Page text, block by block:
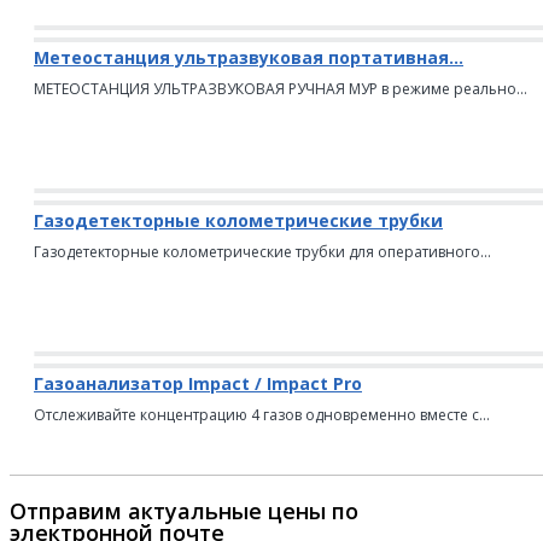
Метеостанция ультразвуковая портативная...
МЕТЕОСТАНЦИЯ УЛЬТРАЗВУКОВАЯ РУЧНАЯ МУР в режиме реально...
Газодетекторные колометрические трубки
Газодетекторные колометрические трубки для оперативного...
Газоанализатор Impact / Impact Pro
Отслеживайте концентрацию 4 газов одновременно вместе с...
Отправим актуальные цены по
электронной почте